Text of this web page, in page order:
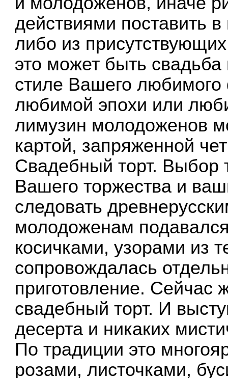
действиями поставить
либо из
это может быть
стиле Вашего
любимой эпохи или
лимузин молодоженов
картой, запряженной
Свадебный торт. Выбор
Вашего торжества и
следовать
молодоженам
косичками, узорами из
сопровождалась
приготовление. Сейчас
свадебный торт. И
десерта и никаких
По традиции это
розами, листочками,